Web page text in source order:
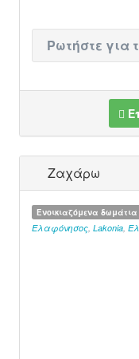
Ρωτήστε για
Ζαχάρω
Ενοικιαζόμενα δωμάτια
Ελαφόνησος Lakonia